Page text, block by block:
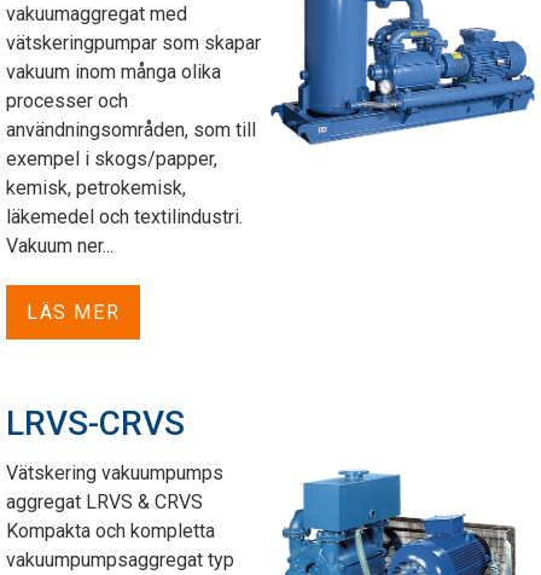
vakuumaggregat med
vätskeringpumpar som skapar
vakuum inom många olika
processer och
användningsområden, som till
exempel i skogs/papper,
kemisk, petrokemisk,
läkemedel och textilindustri.
Vakuum ner...
LÄS MER
LRVS-CRVS
Vätskering vakuumpumps
aggregat LRVS & CRVS
Kompakta och kompletta
vakuumpumpsaggregat typ